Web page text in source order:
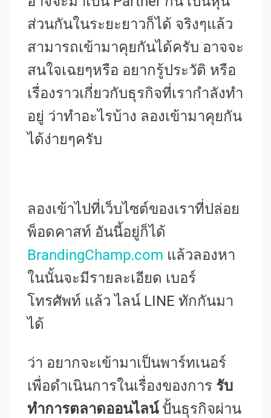
ส่วนกันในระยะยาวก็ได้ จริงๆแล้ว
สามารถเข้ามาคุยกันได้ครับ อาจจะ
สนใจเฉยๆหรือ อยากรู้ประวัติ หรือ
เรื่องราวเกี่ยวกับธุรกิจที่เรากำลังทำ
อยู่ ว่าทำอะไรบ้าง ลองเข้ามาคุยกัน
ได้ง่ายๆครับ
ลองเข้าไปที่เว็บไซต์ของเราที่ปล่อย
พ็อดคาสท์ อันนี้อยู่ก็ได้
BrandingChamp.com แล้วลองหา
ในนั้นจะมีรายละเอียด เบอร์
โทรศัพท์ แล้ว ไลน์ LINE ทักกันมา
ได้
ว่า อยากจะเข้ามาเป็นพาร์ทเนอร์
เพื่อดำเนินการในเรื่องของการ รับ
ทำการตลาดออนไลน์ปั้นธุรกิจผ่าน